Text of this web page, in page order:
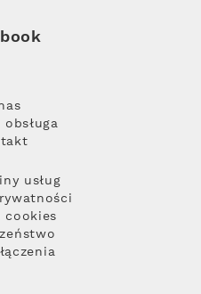
usług
cookies